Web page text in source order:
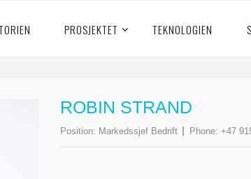
PROSJEKTET TEKNOLOGIEN
ROBIN STRAND
Position: Markedssjef Bedrift Phone: +47